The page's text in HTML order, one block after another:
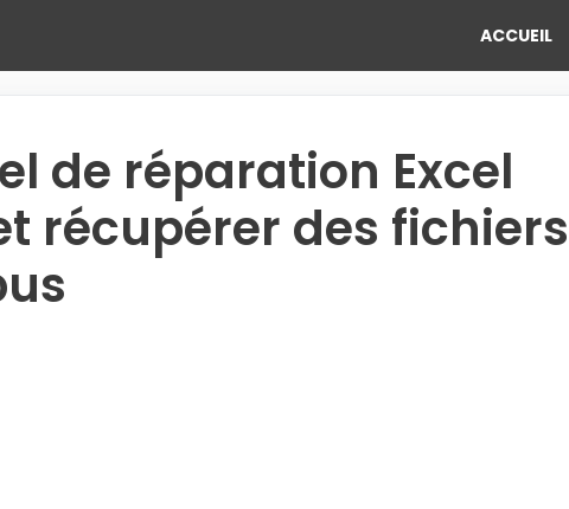
ACCUEIL
de réparation Excel
récupérer des fichiers